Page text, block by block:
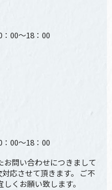
00～18：00
00～18：00
お問い合わせにつきまして
応させて頂きます。 ご不
くお願い致します。